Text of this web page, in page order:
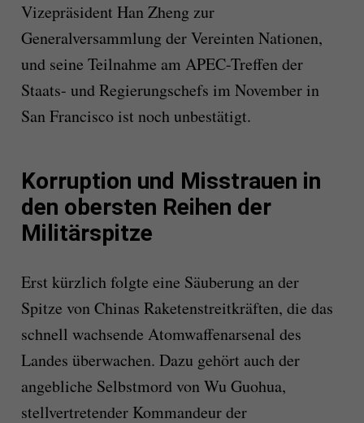
Vizepräsident Han Zheng zur
Generalversammlung der Vereinten Nationen,
und seine Teilnahme am APEC-Treffen der
Staats- und Regierungschefs im November in
San Francisco ist noch unbestätigt.
Korruption und Misstrauen in
den obersten Reihen der
Militärspitze
Erst kürzlich folgte eine Säuberung an der
Spitze von Chinas Raketenstreitkräften, die das
schnell wachsende Atomwaffenarsenal des
Landes überwachen. Dazu gehört auch der
angebliche Selbstmord von Wu Guohua,
stellvertretender Kommandeur der